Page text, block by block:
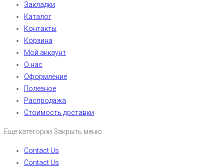
Закладки
Каталог
Контакты
Корзина
Мой аккаунт
О нас
Оформление
Полезное
Распродажа
Стоимость доставки
Еще категории Закрыть меню
Contact Us
Contact Us